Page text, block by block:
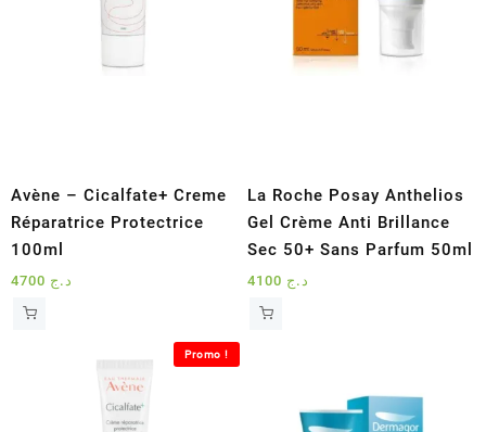
Avène – Cicalfate+ Creme
Réparatrice Protectrice
100ml
د.ج
La Roche Posay Anthelios
Gel Crème Anti Brillance
Sec 50+ Sans Parfum 50ml
د.ج
Promo !